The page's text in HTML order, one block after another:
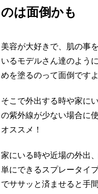
のは面倒かも
美容が大好きで、肌の事
いるモデルさん達のよう
めを塗るのって面倒です
そこで外出する時や家に
の紫外線が少ない場合に
オススメ！
家にいる時や近場の外出
単にできるスプレータイ
でササッと済ませると手